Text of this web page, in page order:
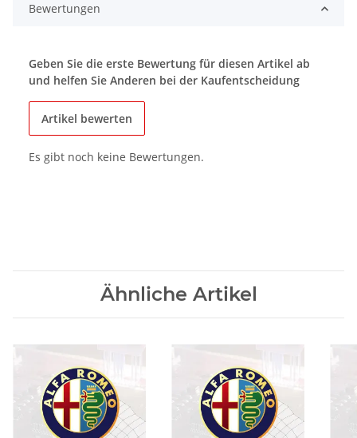
Bewertungen
Geben Sie die erste Bewertung für diesen Artikel ab
und helfen Sie Anderen bei der Kaufentscheidung
Artikel bewerten
Es gibt noch keine Bewertungen.
Ähnliche Artikel